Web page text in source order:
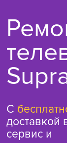
С
доставкой
сервис и